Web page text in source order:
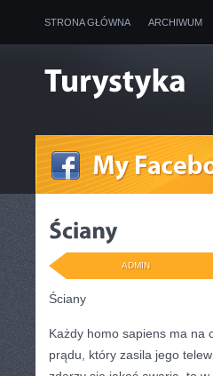
STRONA GŁÓWNA ARCHIWUM
ADMIN
Ściany
Każdy homo sapiens ma na
prądu, który zasila jego